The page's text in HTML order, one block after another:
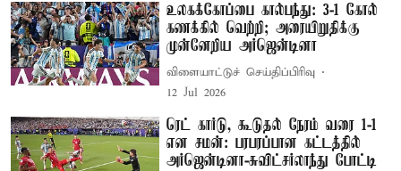
உலகக்கோப்பை கால்பந்து: 3-1 கோல்
கணக்கில் வெற்றி; அரையிறுதிக்கு
முன்னேறிய அர்ஜென்டினா
விளையாட்டுச் செய்திப்பிரிவு
12 Jul 2026
ரெட் கார்டு, கூடுதல் நேரம் வரை 1-1
என சமன்: பரபரப்பான கட்டத்தில்
அர்ஜென்டினா-சுவிட்சர்லாந்து போட்டி